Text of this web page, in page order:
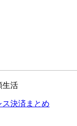
生活
決済まとめ